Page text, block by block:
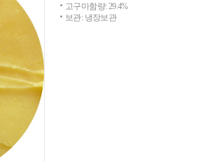
고구마함량: 29.4%
보관: 냉장보관